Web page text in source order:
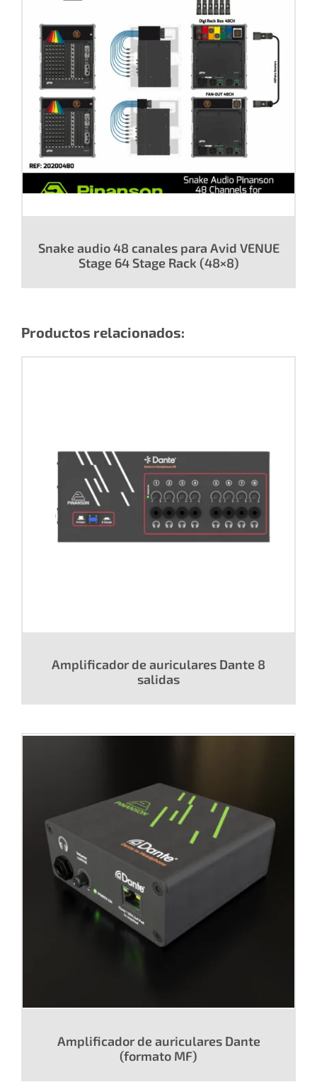
Snake audio 48 canales para Avid VENUE
Stage 64 Stage Rack (48×8)
Productos relacionados:
Amplificador de auriculares Dante 8
salidas
Amplificador de auriculares Dante
(formato MF)